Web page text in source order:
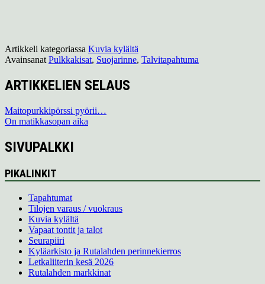
Artikkeli kategoriassa Kuvia kylältä
AvainsanatPulkkakisat, Suojarinne, Talvitapahtuma
ARTIKKELIEN SELAUS
Maitopurkkipörssi pyörii…
On matikkasopan aika
SIVUPALKKI
PIKALINKIT
Tapahtumat
Tilojen varaus / vuokraus
Kuvia kylältä
Vapaat tontit ja talot
Seurapiiri
Kyläarkisto ja Rutalahden perinnekierros
Letkaliiterin kesä 2026
Rutalahden markkinat